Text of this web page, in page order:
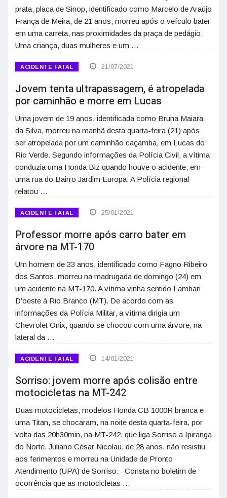
prata, placa de Sinop, identificado como Marcelo de Araújo
França de Meira, de 21 anos, morreu após o veículo bater
em uma carreta, nas proximidades da praça de pedágio.
Uma criança, duas mulheres e um …
ACIDENTE FATAL 21/07/2021
Jovem tenta ultrapassagem, é atropelada
por caminhão e morre em Lucas
Uma jovem de 19 anos, identificada como Bruna Maiara
da Silva, morreu na manhã desta quarta-feira (21) após
ser atropelada por um caminhão caçamba, em Lucas do
Rio Verde. Segundo informações da Polícia Civil, a vítima
conduzia uma Honda Biz quando houve o acidente, em
uma rua do Bairro Jardim Europa. A Polícia regional
relatou …
ACIDENTE FATAL 25/01/2021
Professor morre após carro bater em
árvore na MT-170
Um homem de 33 anos, identificado como Fagno Ribeiro
dos Santos, morreu na madrugada de domingo (24) em
um acidente na MT-170. A vítima vinha sentido Lambari
D’oeste à Rio Branco (MT). De acordo com as
informações da Polícia Militar, a vítima dirigia um
Chevrolet Onix, quando se chocou com uma árvore, na
lateral da …
ACIDENTE FATAL 14/01/2021
Sorriso: jovem morre após colisão entre
motocicletas na MT-242
Duas motocicletas, modelos Honda CB 1000R branca e
uma Titan, se chocaram, na noite desta quarta-feira, por
volta das 20h30min, na MT-242, que liga Sorriso a Ipiranga
do Norte. Juliano César Nicolau, de 28 anos, não resistiu
aos ferimentos e morreu na Unidade de Pronto
Atendimento (UPA) de Sorriso. Consta no boletim de
ocorrência que as motocicletas …